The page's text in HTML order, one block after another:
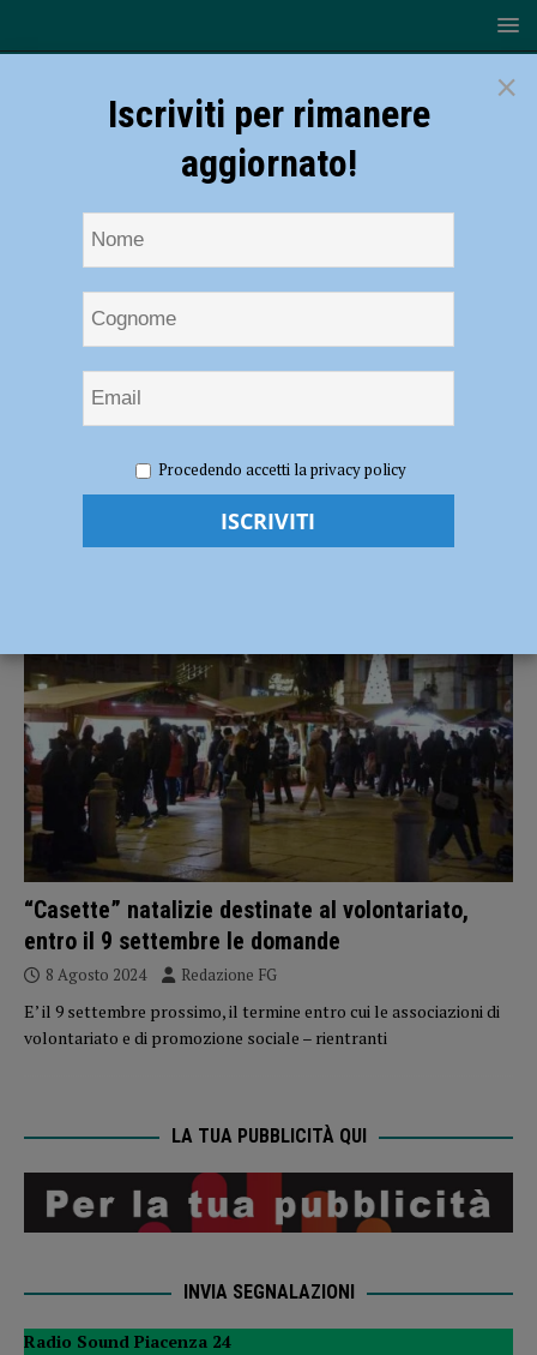
Mercatino di Natale
“Casette” natalizie destinate al volontariato,
entro il 9 settembre le domande
8 Agosto 2024 Redazione FG
E’ il 9 settembre prossimo, il termine entro cui le associazioni di
volontariato e di promozione sociale – rientranti
LA TUA PUBBLICITÀ QUI
INVIA SEGNALAZIONI
Radio Sound Piacenza 24
×
Iscriviti per rimanere
aggiornato!
Procedendo accetti la privacy policy